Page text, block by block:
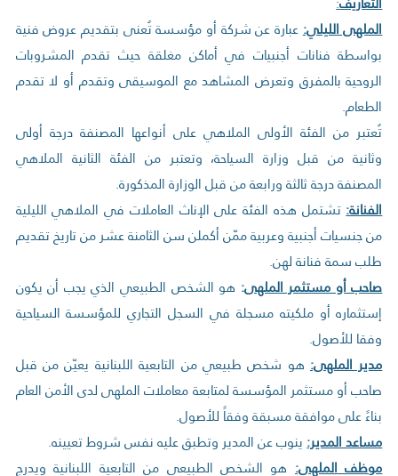
الملهى الليلي:عبارة عن شركة أو مؤسسة تُعنى بتقديم عروض فنية
بواسطة فنانات أجنبيات في أماكن مغلقة حيث تقدم المشروبات
الروحية بالمفرق وتعرض المشاهد مع الموسيقى وتقدم أو لا تقدم
الطعام.
تُعتبر من الفئة الأولى الملاهي على أنواعها المصنفة درجة أولى
وثانية من قبل وزارة السياحة، وتعتبر من الفئة الثانية الملاهي
المصنفة درجة ثالثة ورابعة من قبل الوزارة المذكورة.
الفنانة:تشتمل هذه الفئة على الإناث العاملات في الملاهي الليلية
من جنسيات أجنبية وعربية ممّن أكملن سن الثامنة عشر من تاريخ تقديم
طلب سمة فنانة لهن.
صاحب أو مستثمر الملهى: هو الشخص الطبيعي الذي يجب أن يكون
إستثماره أو ملكيته مسجلة في السجل التجاري للمؤسسة السياحية
وفقا للأصول.
مدير الملهى: هو شخص طبيعي من التابعية اللبنانية يعيّن من قبل
صاحب أو مستثمر المؤسسة لمتابعة معاملات الملهى لدى الأمن العام
بناءً على موافقة مسبقة وفقاً للأصول.
مساعد المدير:ينوب عن المدير وتطبق عليه نفس شروط تعيينه.
موظف الملهى: هو الشخص الطبيعي من التابعية اللبنانية ويدرج